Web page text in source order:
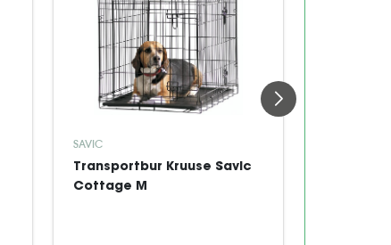
SAVIC
Transportbur Kruuse Savic
Cottage M